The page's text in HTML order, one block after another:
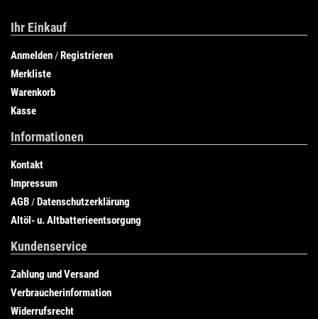
Ihr Einkauf
Anmelden /Registrieren
Merkliste
Warenkorb
Kasse
Informationen
Kontakt
Impressum
AGB /Datenschutzerklärung
Altöl- u. Altbatterieentsorgung
Kundenservice
Zahlung und Versand
Verbraucherinformation
Widerrufsrecht